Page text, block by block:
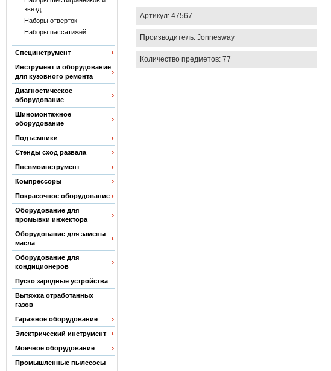
звёзд
Наборы отверток
Наборы пассатижей
Специнструмент
Инструмент и оборудование
для кузовного ремонта
Диагностическое
оборудование
Шиномонтажное
оборудование
Подъемники
Стенды сход развала
Пневмоинструмент
Компрессоры
Покрасочное оборудование
Оборудование для
промывки инжектора
Оборудование для замены
масла
Оборудование для
кондиционеров
Пуско зарядные устройства
Вытяжка отработанных
газов
Гаражное оборудование
Электрический инструмент
Моечное оборудование
Промышленные пылесосы
Артикул: 47567
Производитель: Jonnesway
Количество предметов: 77